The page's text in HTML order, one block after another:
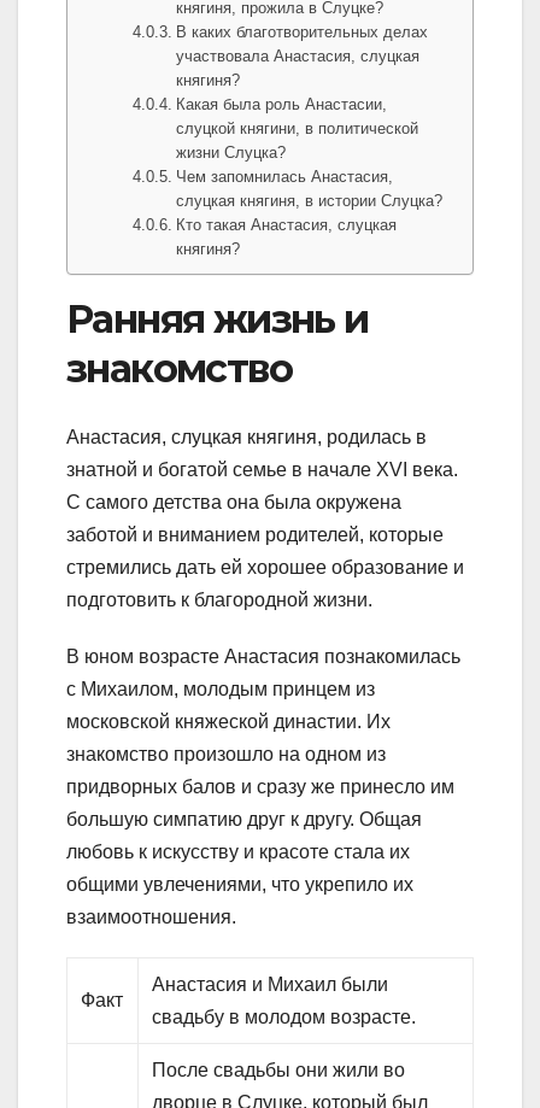
княгиня, прожила в Слуцке?
В каких благотворительных делах
участвовала Анастасия, слуцкая
княгиня?
Какая была роль Анастасии,
слуцкой княгини, в политической
жизни Слуцка?
Чем запомнилась Анастасия,
слуцкая княгиня, в истории Слуцка?
Кто такая Анастасия, слуцкая
княгиня?
Ранняя жизнь и
знакомство
Анастасия, слуцкая княгиня, родилась в
знатной и богатой семье в начале XVI века.
С самого детства она была окружена
заботой и вниманием родителей, которые
стремились дать ей хорошее образование и
подготовить к благородной жизни.
В юном возрасте Анастасия познакомилась
с Михаилом, молодым принцем из
московской княжеской династии. Их
знакомство произошло на одном из
придворных балов и сразу же принесло им
большую симпатию друг к другу. Общая
любовь к искусству и красоте стала их
общими увлечениями, что укрепило их
взаимоотношения.
Факт
Анастасия и Михаил были
свадьбу в молодом возрасте.
После свадьбы они жили во
дворце в Слуцке, который был